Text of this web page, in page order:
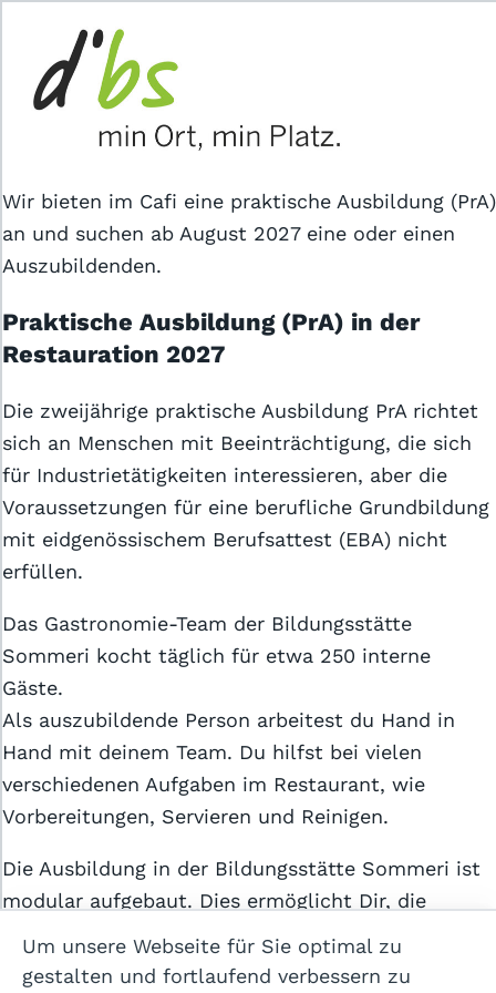
Das Jobportal für Sozial- und
Gesundheitsberufe.
Wir bieten im Cafi eine praktische Ausbildung (PrA)
an und suchen ab August 2027 eine oder einen
Auszubildenden.
Praktische Ausbildung (PrA) in der
Restauration 2027
Die zweijährige praktische Ausbildung PrA richtet
sich an Menschen mit Beeinträchtigung, die sich
für Industrietätigkeiten interessieren, aber die
Voraussetzungen für eine berufliche Grundbildung
mit eidgenössischem Berufsattest (EBA) nicht
erfüllen.
Das Gastronomie-Team der Bildungsstätte
Sommeri kocht täglich für etwa 250 interne
Gäste.
Als auszubildende Person arbeitest du Hand in
Hand mit deinem Team. Du hilfst bei vielen
verschiedenen Aufgaben im Restaurant, wie
Vorbereitungen, Servieren und Reinigen.
Die Ausbildung in der Bildungsstätte Sommeri ist
modular aufgebaut. Dies ermöglicht Dir, die
Ausbildung auf deine individuellen Bedürfnisse
und Interessen abzustimmen sowie deinen
Für Stellensuchende
Für Arbeitgeber
Partner von
Allgemeine Geschäftsbedingungen
Datenschutzerklärung
Cookie-Einstellungen
Impressum
Hilfe
Um unsere Webseite für Sie optimal zu
gestalten und fortlaufend verbessern zu